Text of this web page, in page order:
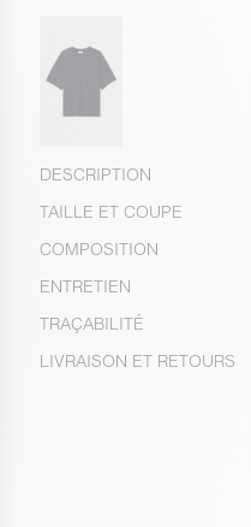
DESCRIPTION
TAILLE ET COUPE
COMPOSITION
ENTRETIEN
TRAÇABILITÉ
LIVRAISON ET RETOURS